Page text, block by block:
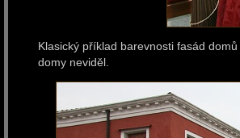
Klasický příklad barevnosti fasád
domy neviděl.